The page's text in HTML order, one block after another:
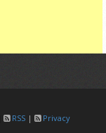
RSS |
Privacy